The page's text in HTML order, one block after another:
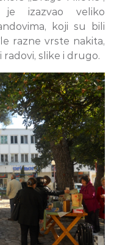
je izazvao veliko
koji su bili
razne vrste nakita,
slike i drugo.